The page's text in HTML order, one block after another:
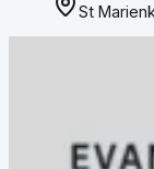
St